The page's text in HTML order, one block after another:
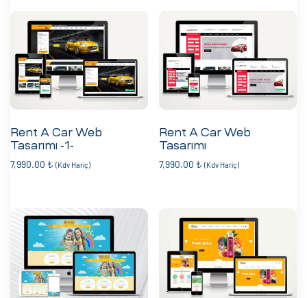
Rent A Car Web
Tasarımı -1-
7,990.00 ₺ (Kdv Hariç)
Rent A Car Web
Tasarımı
7,990.00 ₺ (Kdv Hariç)